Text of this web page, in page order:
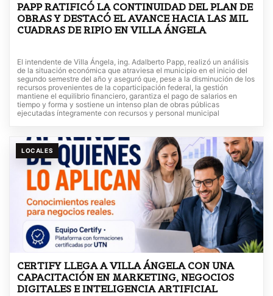
PAPP RATIFICÓ LA CONTINUIDAD DEL PLAN DE
OBRAS Y DESTACÓ EL AVANCE HACIA LAS MIL
CUADRAS DE RIPIO EN VILLA ÁNGELA
El intendente de Villa Ángela, ing. Adalberto Papp, realizó un análisis
de la situación económica que atraviesa el municipio en el inicio del
segundo semestre del año y aseguró que, pese a la disminución de los
recursos provenientes de la coparticipación federal, la gestión
mantiene el equilibrio financiero, garantiza el pago de salarios en
tiempo y forma y sostiene un intenso plan de obras públicas
ejecutadas íntegramente con recursos y personal municipal
LOCALES
CERTIFY LLEGA A VILLA ÁNGELA CON UNA
CAPACITACIÓN EN MARKETING, NEGOCIOS
DIGITALES E INTELIGENCIA ARTIFICIAL